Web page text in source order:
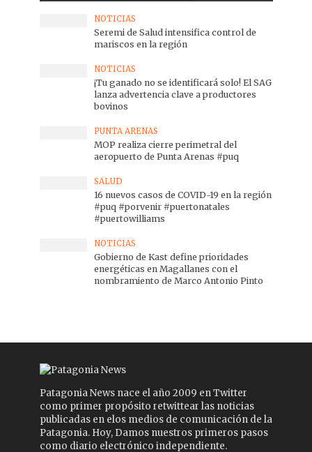
NOTICIAS
Seremi de Salud intensifica control de
mariscos en la región
NOTICIAS
¡Tu ganado no se identificará solo! El SAG
lanza advertencia clave a productores
bovinos
PUNTA ARENAS
MOP realiza cierre perimetral del
aeropuerto de Punta Arenas #puq
SALUD
16 nuevos casos de COVID-19 en la región
#puq #porvenir #puertonatales
#puertowilliams
NOTICIAS
Gobierno de Kast define prioridades
energéticas en Magallanes con el
nombramiento de Marco Antonio Pinto
Patagonia News nace el año 2009 en Twitter
como primer propósito retwittear las noticias
publicadas en elos medios de comunicación de la
Patagonia. Hoy, Damos nuestros primeros pasos
como diario electrónico independiente.